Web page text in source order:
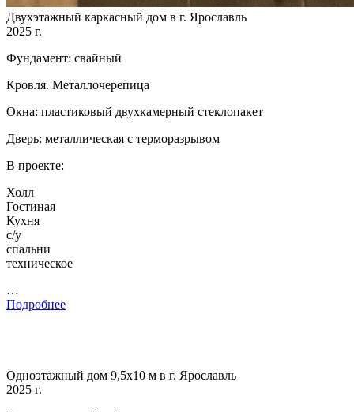
Двухэтажный каркасный дом в г. Ярославль
2025 г.
Фундамент: свайный
Кровля. Металлочерепица
Окна: пластиковый двухкамерный стеклопакет
Дверь: металлическая с терморазрывом
В проекте:
Холл
Гостиная
Кухня
с/у
спальни
техническое
…
Подробнее
Одноэтажный дом 9,5х10 м в г. Ярославль
2025 г.